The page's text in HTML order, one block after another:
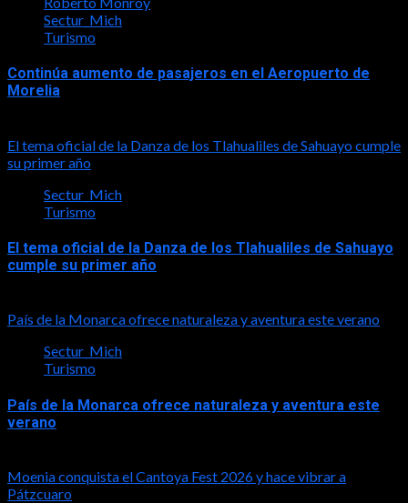
Sectur_Mich
Turismo
Continúa aumento de pasajeros en el Aeropuerto de
Morelia
El tema oficial de la Danza de los Tlahualiles de Sahuayo cumple
su primer año
Sectur_Mich
Turismo
El tema oficial de la Danza de los Tlahualiles de Sahuayo
cumple su primer año
País de la Monarca ofrece naturaleza y aventura este verano
Sectur_Mich
Turismo
País de la Monarca ofrece naturaleza y aventura este
verano
Moenia conquista el Cantoya Fest 2026 y hace vibrar a
Pátzcuaro